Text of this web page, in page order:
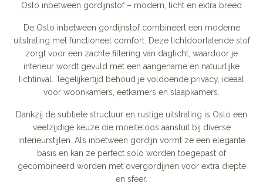
Oslo inbetween gordijnstof – modern, licht en extra breed
De Oslo inbetween gordijnstof combineert een moderne
uitstraling met functioneel comfort. Deze lichtdoorlatende stof
zorgt voor een zachte filtering van daglicht, waardoor je
interieur wordt gevuld met een aangename en natuurlijke
lichtinval. Tegelijkertijd behoud je voldoende privacy, ideaal
voor woonkamers, eetkamers en slaapkamers.
Dankzij de subtiele structuur en rustige uitstraling is Oslo een
veelzijdige keuze die moeiteloos aansluit bij diverse
interieurstijlen. Als inbetween gordijn vormt ze een elegante
basis en kan ze perfect solo worden toegepast of
gecombineerd worden met overgordijnen voor extra diepte
en sfeer.